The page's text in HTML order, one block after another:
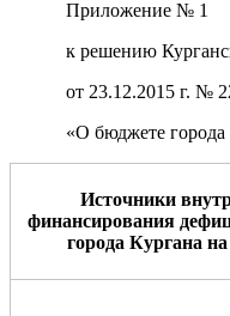
Приложение № 1
к решению
от 23.12.2015 г. №
«О бюджете города
Источники
финансирования
города Кургана на